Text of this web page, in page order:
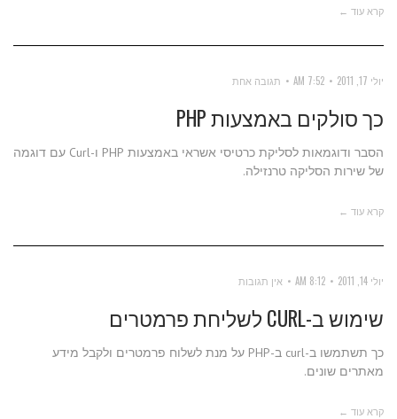
קרא עוד ←
יולי 17, 2011 7:52 AM תגובה אחת
כך סולקים באמצעות PHP
הסבר ודוגמאות לסליקת כרטיסי אשראי באמצעות PHP ו-Curl עם דוגמה
של שירות הסליקה טרנזילה.
קרא עוד ←
יולי 14, 2011 8:12 AM אין תגובות
שימוש ב-CURL לשליחת פרמטרים
כך תשתמשו ב-curl ב-PHP על מנת לשלוח פרמטרים ולקבל מידע
מאתרים שונים.
קרא עוד ←